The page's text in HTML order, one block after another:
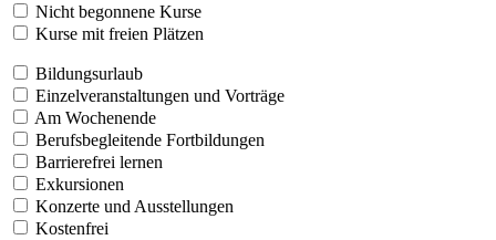
Nicht begonnene Kurse
Kurse mit freien Plätzen
Bildungsurlaub
Einzelveranstaltungen und Vorträge
Am Wochenende
Berufsbegleitende Fortbildungen
Barrierefrei lernen
Exkursionen
Konzerte und Ausstellungen
Kostenfrei